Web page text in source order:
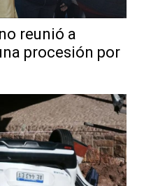
reunió a
procesión por